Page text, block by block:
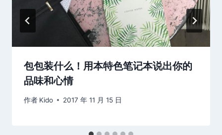
包包装什么！用本特色笔记本说出你的
品味和心情
作者 Kido 2017 年 11 月 15 日